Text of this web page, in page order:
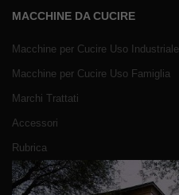
MACCHINE DA CUCIRE
Macchine per Cucire Uso Industriale
Macchine per Cucire Uso Famiglia
Marchi Trattati
Accessori
Rubrica